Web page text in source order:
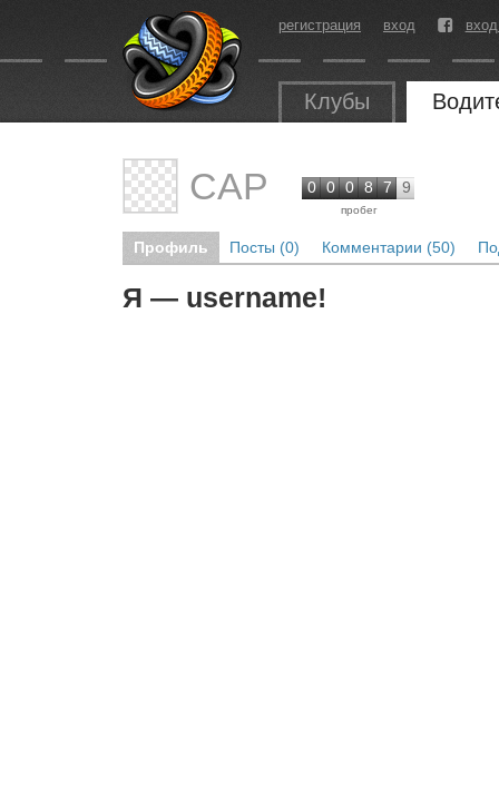
регистрация вход
Клубы
CAP 0 0 0 8 7 9
пробег
Профиль Посты (0) Комментарии (50)
Я — username!